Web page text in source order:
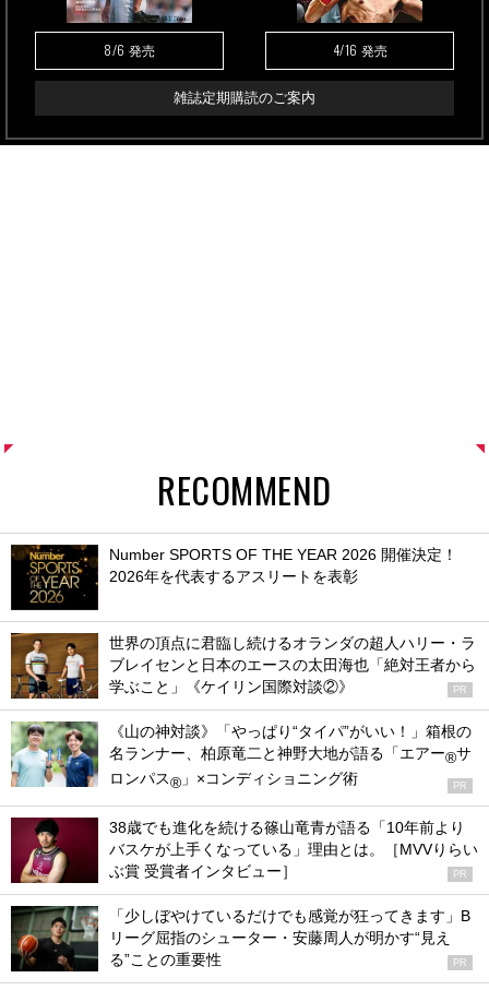
8/6 発売 4/16 発売
雑誌定期購読のご案内
RECOMMEND
Number SPORTS OF THE YEAR 2026 開催決定！
2026年を代表するアスリートを表彰
世界の頂点に君臨し続けるオランダの超人ハリー・ラ
ブレイセンと日本のエースの太田海也「絶対王者から
学ぶこと」《ケイリン国際対談②》
PR
《山の神対談》「やっぱり“タイパ”がいい！」箱根の
名ランナー、柏原竜二と神野大地が語る「エアー®サ
ロンパス® 」×コンディショニング術 PR
38歳でも進化を続ける篠山竜青が語る「10年前より
バスケが上手くなっている」理由とは。［MVVりらい
ぶ賞 受賞者インタビュー］
PR
「少しぼやけているだけでも感覚が狂ってきます」B
リーグ屈指のシューター・安藤周人が明かす“見え
る”ことの重要性
PR